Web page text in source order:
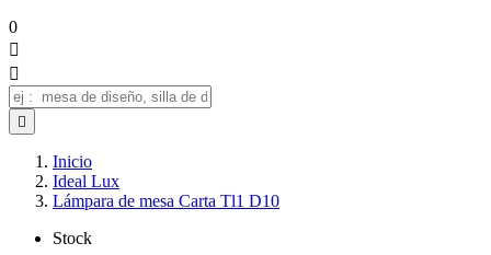
0



Inicio
Ideal Lux
Lámpara de mesa Carta Tl1 D10
Stock